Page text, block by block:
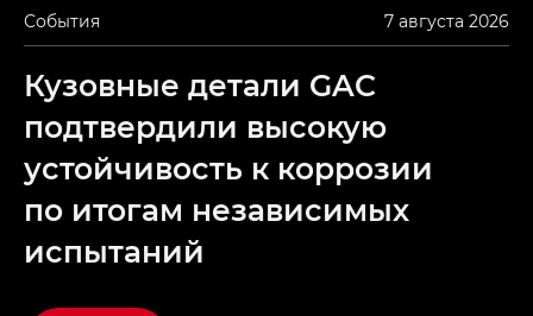
События 7 августа 2026
Кузовные детали GAC
подтвердили высокую
устойчивость к коррозии
по итогам независимых
испытаний